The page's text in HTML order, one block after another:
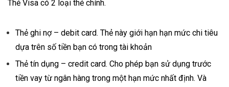
Thẻ Visa có 2 loại thẻ chính.
Thẻ ghi nợ – debit card. Thẻ này giới hạn hạn mức chi tiêu
dựa trên số tiền bạn có trong tài khoản
Thẻ tín dụng – credit card. Cho phép bạn sử dụng trước
tiền vay từ ngân hàng trong một hạn mức nhất định. Và